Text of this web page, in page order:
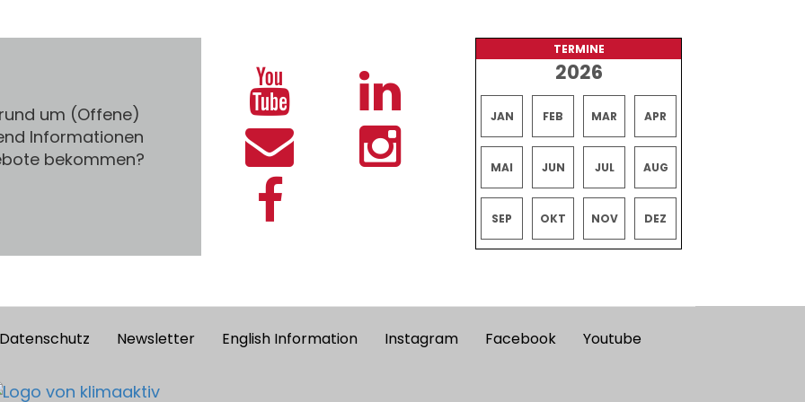
um (Offene)
Informationen
bekommen?
TERMINE
2026
JAN FEB MAR APR
MAI JUN JUL AUG
SEP OKT NOV DEZ
Datenschutz Newsletter English Information Instagram Facebook Youtube